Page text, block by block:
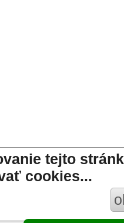
tejto
cookies...